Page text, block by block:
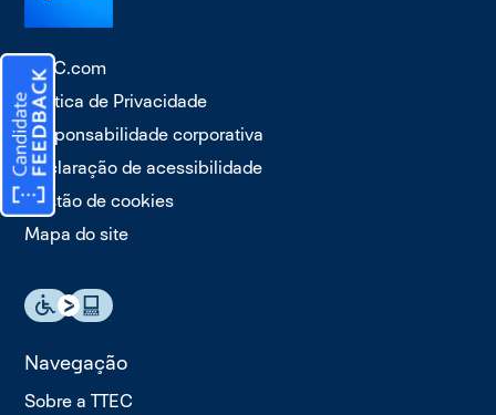
TTEC.com
Política de Privacidade
Responsabilidade corporativa
Declaração de acessibilidade
Gestão de cookies
Mapa do site
Navegação
Sobre a TTEC